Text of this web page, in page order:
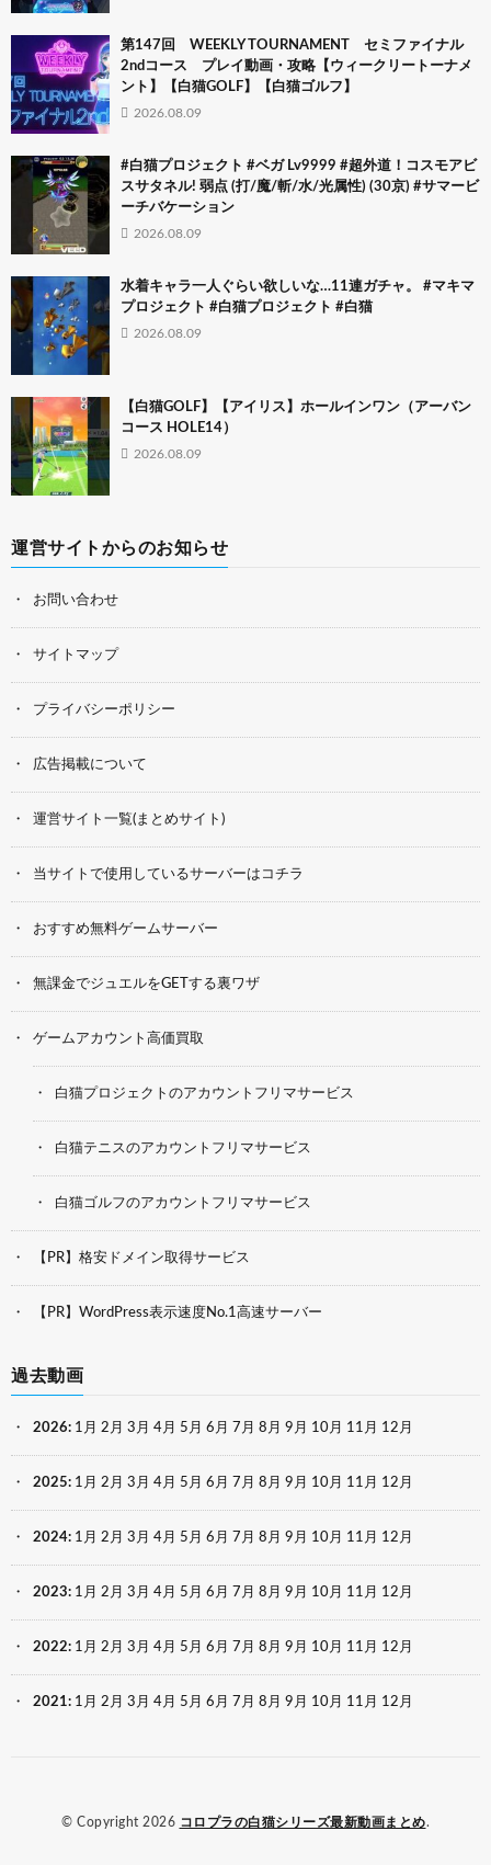
第147回 WEEKLY TOURNAMENT セミファイナル
2ndコース プレイ動画・攻略【ウィークリートーナメ
ント】【白猫GOLF】【白猫ゴルフ】
2026.08.09
#白猫プロジェクト #ベガ Lv9999 #超外道！コスモアビ
スサタネル! 弱点 (打/魔/斬/水/光属性) (30京) #サマービ
ーチバケーション
2026.08.09
水着キャラ一人ぐらい欲しいな…11連ガチャ。 #マキマ
プロジェクト #白猫プロジェクト #白猫
2026.08.09
【白猫GOLF】【アイリス】ホールインワン（アーバン
コース HOLE14）
2026.08.09
運営サイトからのお知らせ
お問い合わせ
サイトマップ
プライバシーポリシー
広告掲載について
運営サイト一覧(まとめサイト)
当サイトで使用しているサーバーはコチラ
おすすめ無料ゲームサーバー
無課金でジュエルをGETする裏ワザ
ゲームアカウント高価買取
白猫プロジェクトのアカウントフリマサービス
白猫テニスのアカウントフリマサービス
白猫ゴルフのアカウントフリマサービス
【PR】格安ドメイン取得サービス
【PR】WordPress表示速度No.1高速サーバー
過去動画
2026: 1月 2月 3月 4月 5月 6月 7月 8月 9月 10月 11月 12月
2025: 1月 2月 3月 4月 5月 6月 7月 8月 9月 10月 11月 12月
2024: 1月 2月 3月 4月 5月 6月 7月 8月 9月 10月 11月 12月
2023: 1月 2月 3月 4月 5月 6月 7月 8月 9月 10月 11月 12月
2022: 1月 2月 3月 4月 5月 6月 7月 8月 9月 10月 11月 12月
2021: 1月 2月 3月 4月 5月 6月 7月 8月 9月 10月 11月 12月
© Copyright 2026 コロプラの白猫シリーズ最新動画まとめ.